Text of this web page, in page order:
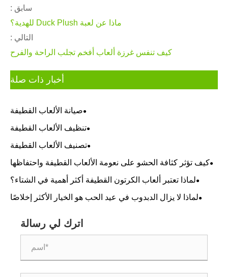
سابق :
ماذا عن لعبة Duck Plush للهدية؟
التالي :
كيف تنفس غرزة ألعاب أفخم تجلب الراحة والفرح
أخبار ذات صلة
صيانة الألعاب القطيفة
تنظيف الألعاب القطيفة
تصنيف الألعاب القطيفة
كيف تؤثر كثافة الحشو على نعومة الألعاب القطيفة واحتفاظها
بشكلها؟
لماذا تعتبر ألعاب الكرتون القطيفة أكثر أهمية في الشتاء؟
لماذا لا يزال الدبدوب في عيد الحب هو الخيار الأكثر إخلاصًا
اترك لي رسالة